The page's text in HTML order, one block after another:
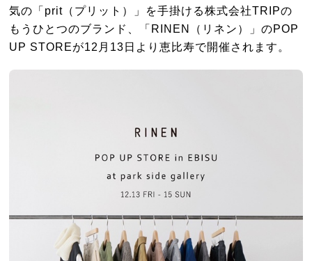
気の「prit（プリット）」を手掛ける株式会社TRIPの
もうひとつのブランド、「RINEN（リネン）」のPOP
UP STOREが12月13日より恵比寿で開催されます。